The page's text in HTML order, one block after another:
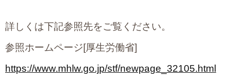
詳しくは下記参照先をご覧ください。
参照ホームページ[厚生労働省]
https://www.mhlw.go.jp/stf/newpage_32105.html